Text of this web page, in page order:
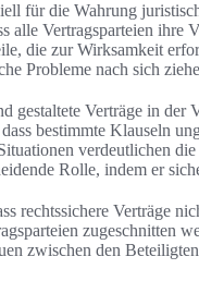
für die Wahrung
alle Vertragsparteien
die zur Wirksamkeit
Probleme nach sich
gestaltete Verträge in der
bestimmte Klauseln
verdeutlichen
Rolle, indem er
rechtssichere Verträge
zugeschnitten
zwischen den